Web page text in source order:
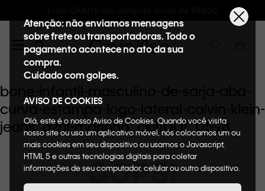
Atenção: não enviamos mensagens
sobre frete ou transportadoras. Todo o
pagamento acontece no ato da sua
compra.
Cuidado com golpes.
AVISO DE COOKIES
Olá, este é o nosso Aviso de Cookies. Quando você visita
nosso site ou usa um aplicativo móvel, nós colocamos um ou
mais cookies em seu dispositivo ou usamos o Javascript,
HTML 5 e outras tecnologias digitais para coletar
informações de seu computador, celular ou outro dispositivo.
bone-infantil-masculino-de-sarja-aba-
curva-estampa-logo-lateral-calvin-klein-
jeans_azul-marinho_ckjj1001_0598
OOPS!